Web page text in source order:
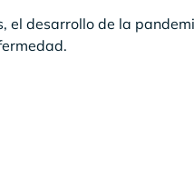
el desarrollo de la